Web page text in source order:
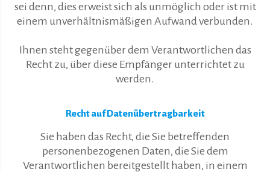
sei denn, dies erweist sich als unmöglich oder ist mit
einem unverhältnismäßigen Aufwand verbunden.
Ihnen steht gegenüber dem Verantwortlichen das
Recht zu, über diese Empfänger unterrichtet zu
werden.
Recht auf Datenübertragbarkeit
Sie haben das Recht, die Sie betreffenden
personenbezogenen Daten, die Sie dem
Verantwortlichen bereitgestellt haben, in einem